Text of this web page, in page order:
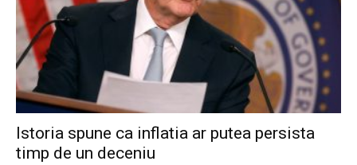
Istoria spune ca inflatia ar putea persista
timp de un deceniu